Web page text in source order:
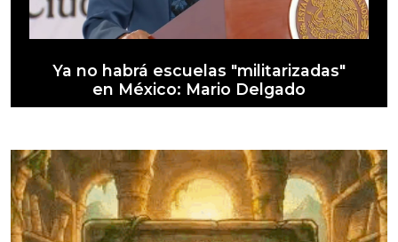
Ya no habrá escuelas "militarizadas"
en México: Mario Delgado